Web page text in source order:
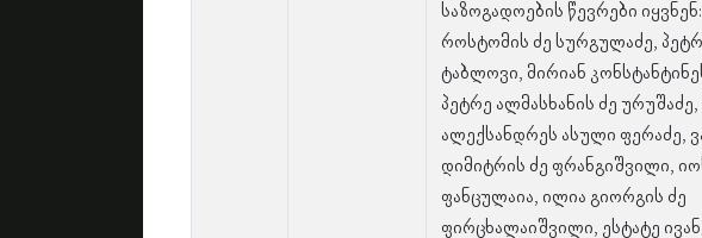
საზოგადოების წევრები
როსტომის ძე სურგულაძე,
ტაბლოვი, მირიან
პეტრე ალმასხანის ძე ურუშაძე,
ალექსანდრეს ასული ფერაძე,
დიმიტრის ძე ფრანგიშვილი,
ფანცულაია, ილია გიორგის ძე
ფირცხალაიშვილი, ესტატე